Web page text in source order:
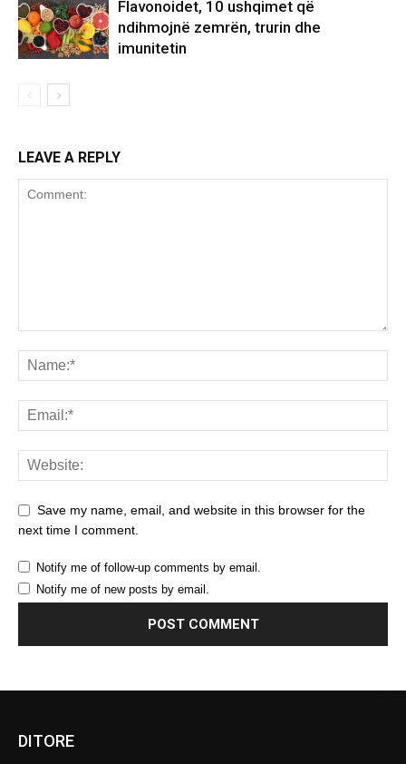
Flavonoidet, 10 ushqimet që
ndihmojnë zemrën, trurin dhe
imunitetin
LEAVE A REPLY
Save my name, email, and website in this browser for the
next time I comment.
Notify me of follow-up comments by email.
Notify me of new posts by email.
DITORE